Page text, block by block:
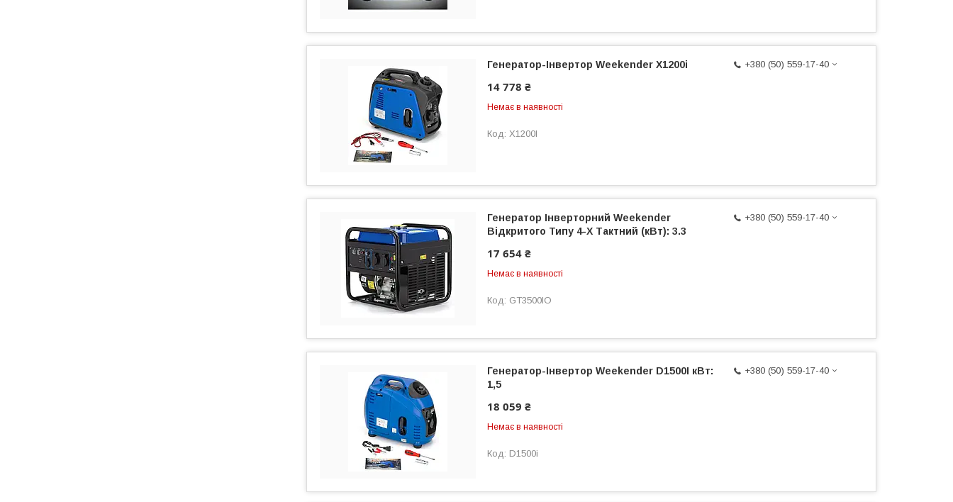
+380 (50) 559-17-40
Генератор-Інвертор Weekender X1200i
14 778 ₴
Немає в наявності
X1200I
+380 (50) 559-17-40
Генератор Інверторний Weekender
Відкритого Типу 4-Х Тактний (кВт): 3.3
17 654 ₴
Немає в наявності
GT3500IO
+380 (50) 559-17-40
Генератор-Інвертор Weekender D1500I кВт:
1,5
18 059 ₴
Немає в наявності
D1500i